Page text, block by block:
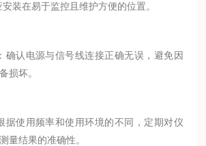
在易于监控且维护方便的位置。
认电源与信号线连接正确无误，避免因
损坏。
使用频率和使用环境的不同，定期对仪
量结果的准确性。